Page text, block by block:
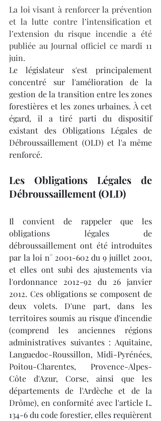
La loi visant à renforcer la prévention
et la lutte contre l’intensification et
l’extension du risque incendie a été
publiée au Journal officiel ce mardi 11
juin.
Le législateur s'est principalement
concentré sur l'amélioration de la
gestion de la transition entre les zones
forestières et les zones urbaines. À cet
égard, il a tiré parti du dispositif
existant des Obligations Légales de
Débroussaillement (OLD) et l'a même
renforcé.
Les Obligations Légales de
Débroussaillement (OLD)
Il convient de rappeler que les
obligations légales de
débroussaillement ont été introduites
par la loi n° 2001-602 du 9 juillet 2001,
et elles ont subi des ajustements via
l'ordonnance 2012-92 du 26 janvier
2012. Ces obligations se composent de
deux volets. D'une part, dans les
territoires soumis au risque d'incendie
(comprend les anciennes régions
administratives suivantes : Aquitaine,
Languedoc-Roussillon, Midi-Pyrénées,
Poitou-Charentes, Provence-Alpes-
Côte d'Azur, Corse, ainsi que les
départements de l'Ardèche et de la
Drôme), en conformité avec l'article L.
134-6 du code forestier, elles requièrent